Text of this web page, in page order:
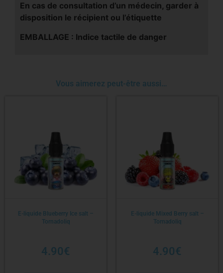
En cas de consultation d’un médecin, garder à
disposition le récipient ou l’étiquette
EMBALLAGE : Indice tactile de danger
Vous aimerez peut-être aussi…
E-liquide Blueberry Ice salt –
Tornadoliq
4.90€
E-liquide Mixed Berry salt –
Tornadoliq
4.90€